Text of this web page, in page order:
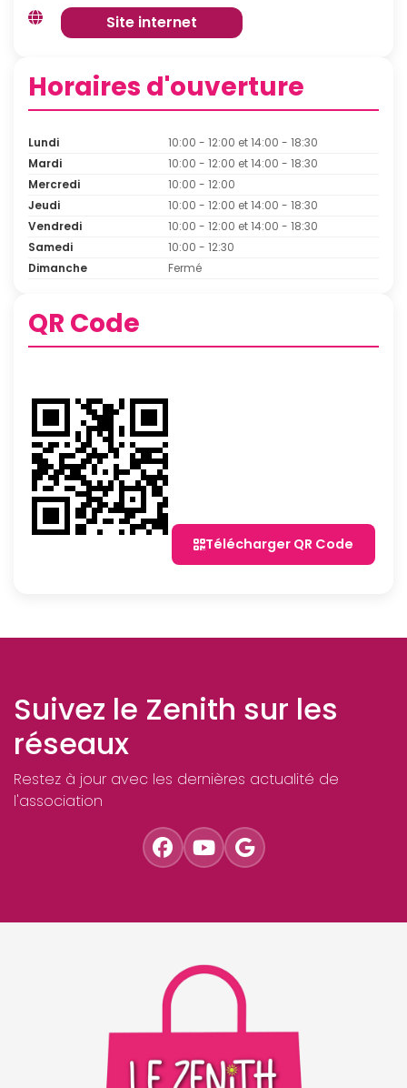
Site internet
Horaires d'ouverture
Lundi
10:00 - 12:00 et 14:00 - 18:30
Mardi
10:00 - 12:00 et 14:00 - 18:30
Mercredi
10:00 - 12:00
Jeudi
10:00 - 12:00 et 14:00 - 18:30
Vendredi
10:00 - 12:00 et 14:00 - 18:30
Samedi
10:00 - 12:30
Dimanche
Fermé
QR Code
Télécharger QR Code
Suivez le Zenith sur les
réseaux
Restez à jour avec les dernières actualité de
l'association